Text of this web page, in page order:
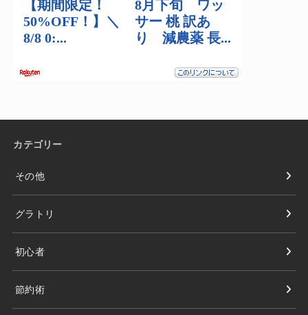
カテゴリー
その他
グラトリ
初心者
節約術